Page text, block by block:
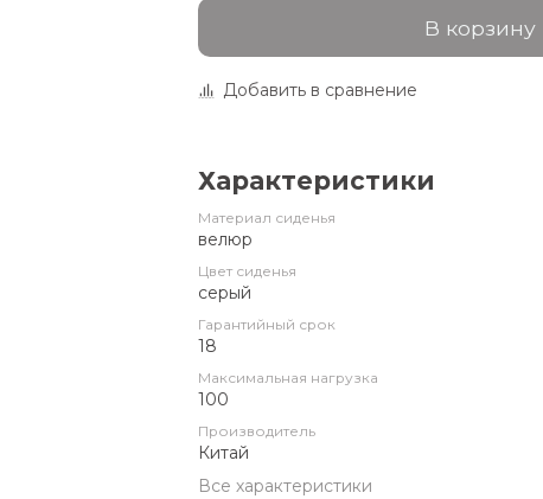
В корзину
Добавить в сравнение
Характеристики
Материал сиденья
велюр
Цвет сиденья
серый
Гарантийный срок
18
Максимальная нагрузка
100
Производитель
Китай
Все характеристики